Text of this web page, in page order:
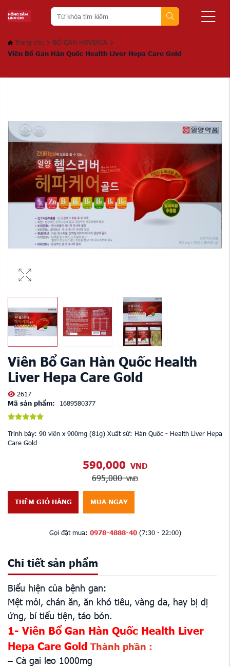
Trang chủ
BỔ GAN HOVENIA
Viên Bổ Gan Hàn Quốc Health Liver Hepa Care Gold
Viên Bổ Gan Hàn Quốc Health
Liver Hepa Care Gold
2617
Mã sản phẩm:
1689580377
Trình bày: 90 viên x 900mg (81g) Xuất sứ: Hàn Quốc - Health Liver Hepa
Care Gold
590,000 VND
695,000VND
THÊM GIỎ HÀNG MUA NGAY
Gọi đặt mua: 0978-4888-40(7:30 - 22:00)
Chi tiết sản phẩm
Biểu hiện của bệnh gan:
Mệt mỏi, chán ăn, ăn khó tiêu, vàng da, hay bị dị
ứng, bí tiểu tiện, táo bón.
1- Viên Bổ Gan Hàn Quốc Health Liver
Hepa Care Gold Thành phần :
– Cà gai leo 1000mg